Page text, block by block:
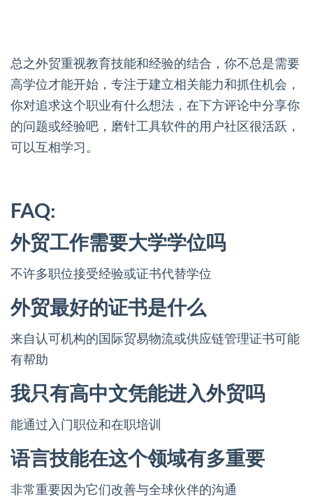
总之外贸重视教育技能和经验的结合，你不总是需要
高学位才能开始，专注于建立相关能力和抓住机会，
你对追求这个职业有什么想法，在下方评论中分享你
的问题或经验吧，磨针工具软件的用户社区很活跃，
可以互相学习。
FAQ:
外贸工作需要大学学位吗
不许多职位接受经验或证书代替学位
外贸最好的证书是什么
来自认可机构的国际贸易物流或供应链管理证书可能
有帮助
我只有高中文凭能进入外贸吗
能通过入门职位和在职培训
语言技能在这个领域有多重要
非常重要因为它们改善与全球伙伴的沟通